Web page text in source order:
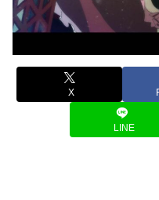
X
LINE